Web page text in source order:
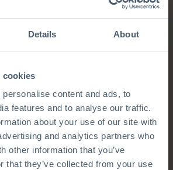
Details About
cookies
content and ads, to
features and to analyse our traffic.
about your use of our site with
and analytics partners who
other information that you’ve
that they’ve collected from your use